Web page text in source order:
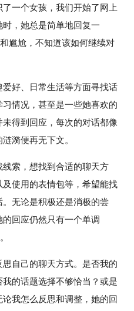
一个女孩，我们开始了网上
，她总是简单地回复一
尴尬，不知道该如何继续对
好、日常生活等方面寻找话
情况，甚至是一些她喜欢的
得到回应，每次的对话都像
漪便再无下文。
索，想找到合适的聊天方
使用的表情包等，希望能找
无论是积极还是消极的尝
回应仍然只有一个单调
自己的聊天方式。是否我的
的话题选择不够恰当？或是
我怎么反思和调整，她的回